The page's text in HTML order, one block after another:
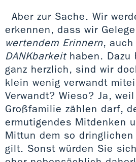
Aber zur Sache. Wir
erkennen, dass wir
wertendem Erinnern, auch
DANKbarkeithaben. Dazu
ganz herzlich, sind wir
klein wenig verwandt
Verwandt? Wieso? Ja,
Großfamilie zählen darf,
ermutigendes Mitdenken
Mittun dem so
gilt. Sonst würden Sie